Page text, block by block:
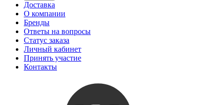
Доставка
О компании
Бренды
Ответы на вопросы
Статус заказа
Личный кабинет
Принять участие
Контакты